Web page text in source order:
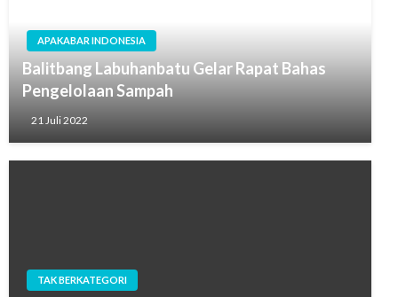
APAKABAR INDONESIA
Balitbang Labuhanbatu Gelar Rapat Bahas
Pengelolaan Sampah
21 Juli 2022
TAK BERKATEGORI